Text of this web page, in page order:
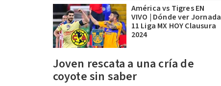
América vs Tigres EN
VIVO | Dónde ver Jornada
11 Liga MX HOY Clausura
2024
Joven rescata a una cría de
coyote sin saber